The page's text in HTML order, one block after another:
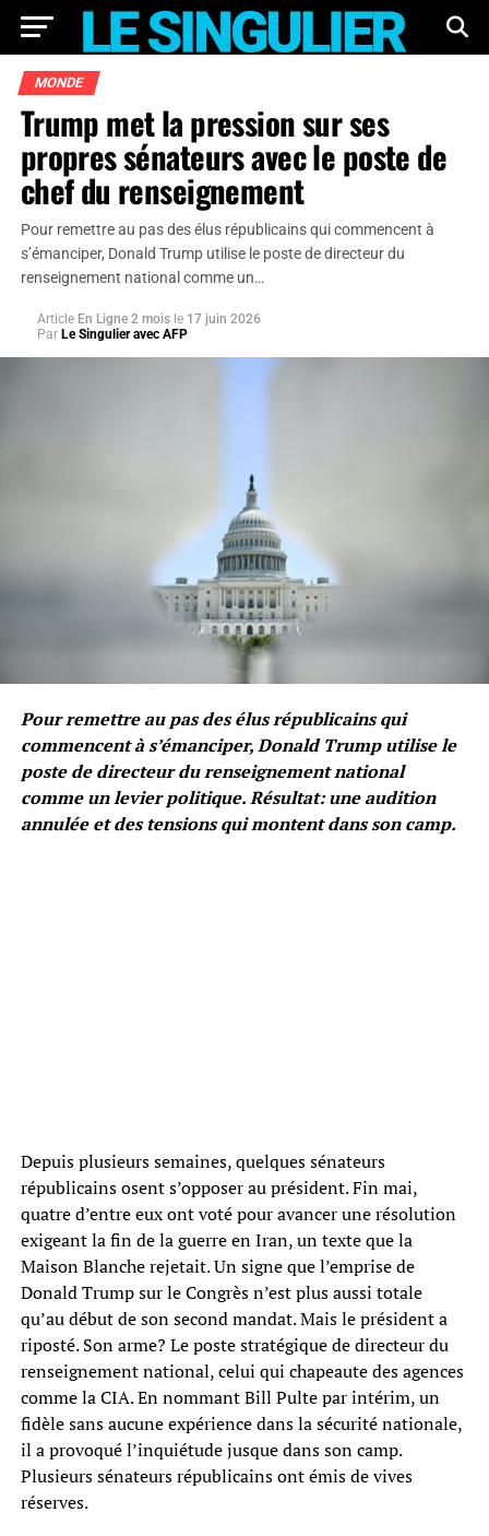
MONDE
Trump met la pression sur ses
propres sénateurs avec le poste de
chef du renseignement
Pour remettre au pas des élus républicains qui commencent à
s’émanciper, Donald Trump utilise le poste de directeur du
renseignement national comme un…
Article En Ligne 2 mois le 17 juin 2026
Par Le Singulier avec AFP
Pour remettre au pas des élus républicains qui
commencent à s’émanciper, Donald Trump utilise le
poste de directeur du renseignement national
comme un levier politique. Résultat: une audition
annulée et des tensions qui montent dans son camp.
Depuis plusieurs semaines, quelques sénateurs
républicains osent s’opposer au président. Fin mai,
quatre d’entre eux ont voté pour avancer une résolution
exigeant la fin de la guerre en Iran, un texte que la
Maison Blanche rejetait. Un signe que l’emprise de
Donald Trump sur le Congrès n’est plus aussi totale
qu’au début de son second mandat. Mais le président a
riposté. Son arme? Le poste stratégique de directeur du
renseignement national, celui qui chapeaute des agences
comme la CIA. En nommant Bill Pulte par intérim, un
fidèle sans aucune expérience dans la sécurité nationale,
il a provoqué l’inquiétude jusque dans son camp.
Plusieurs sénateurs républicains ont émis de vives
réserves.